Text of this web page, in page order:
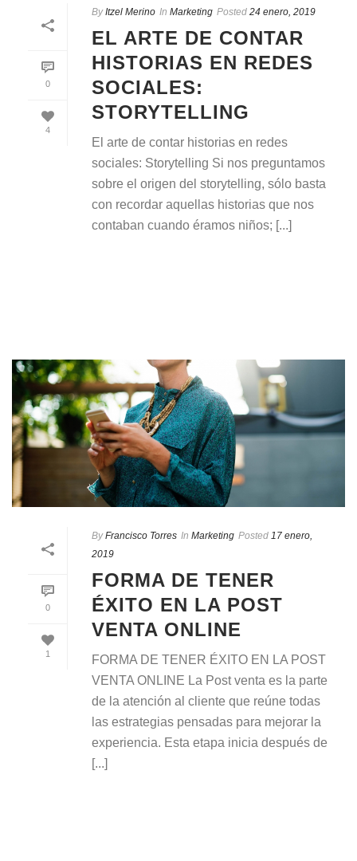
0
4
By Itzel Merino In Marketing Posted 24 enero, 2019
EL ARTE DE CONTAR
HISTORIAS EN REDES
SOCIALES:
STORYTELLING
El arte de contar historias en redes
sociales: Storytelling Si nos preguntamos
sobre el origen del storytelling, sólo basta
con recordar aquellas historias que nos
contaban cuando éramos niños; [...]
0
1
By Francisco Torres In Marketing Posted 17 enero,
2019
FORMA DE TENER
ÉXITO EN LA POST
VENTA ONLINE
FORMA DE TENER ÉXITO EN LA POST
VENTA ONLINE La Post venta es la parte
de la atención al cliente que reúne todas
las estrategias pensadas para mejorar la
experiencia. Esta etapa inicia después de
[...]